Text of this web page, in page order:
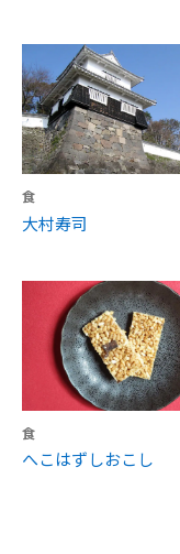
食
大村寿司
食
へこはずしおこし